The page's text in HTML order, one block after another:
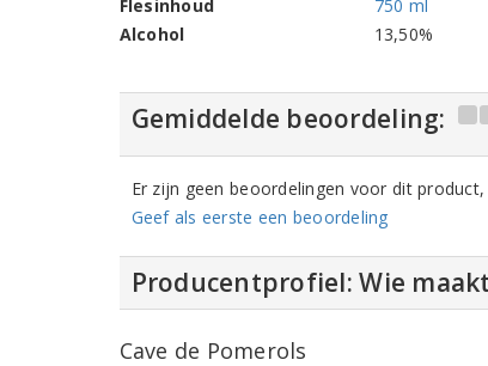
Flesinhoud
750 ml
Alcohol
13,50%
Gemiddelde beoordeling:
Er zijn geen beoordelingen voor dit product,
Geef als eerste een beoordeling
Producentprofiel: Wie
Cave de Pomerols